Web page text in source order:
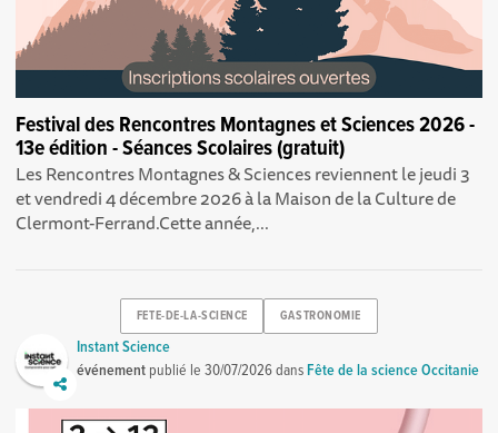
Festival des Rencontres Montagnes et Sciences 2026 -
13e édition - Séances Scolaires (gratuit)
Les Rencontres Montagnes & Sciences reviennent le jeudi 3
et vendredi 4 décembre 2026 à la Maison de la Culture de
Clermont-Ferrand.Cette année,...
FETE-DE-LA-SCIENCE GASTRONOMIE
Instant Science
événement publié le30/07/2026dansFête de la science Occitanie